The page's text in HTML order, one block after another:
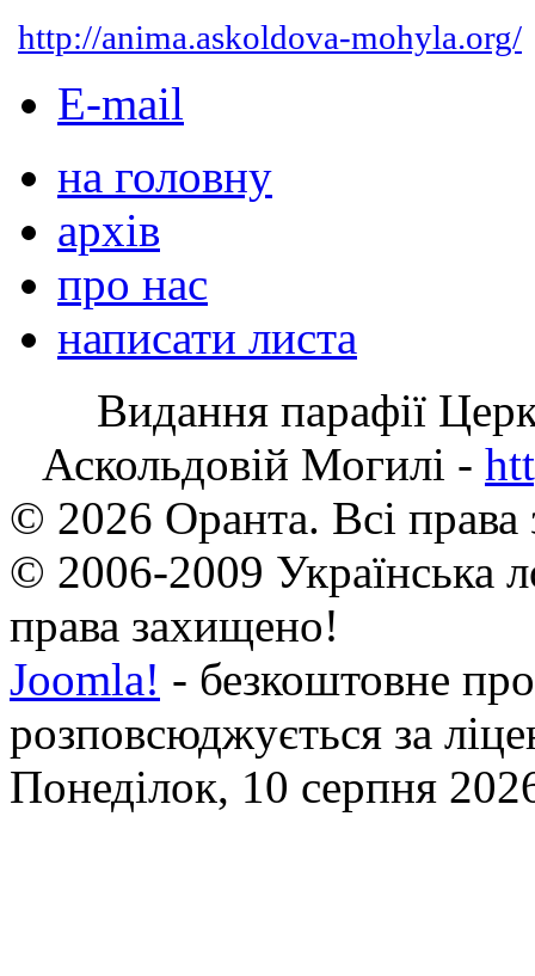
http://anima.askoldova-mohyla.org/
E-mail
на головну
архів
про нас
написати листа
Видання парафії
Аскольдовій Могилі -
© 2026 Оранта. Всі
© 2006-2009 Українська
права захищено!
Joomla! - безкоштовне
розповсюджується за
Понеділок, 10 серпня